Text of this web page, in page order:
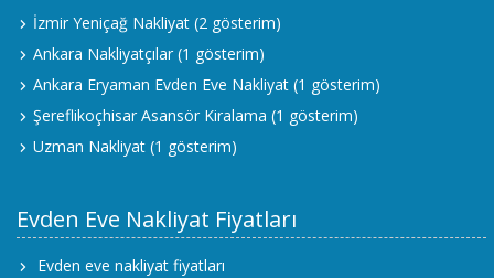
İzmir Yeniçağ Nakliyat (2 gösterim)
Ankara Nakliyatçılar (1 gösterim)
Ankara Eryaman Evden Eve Nakliyat (1 gösterim)
Şereflikoçhisar Asansör Kiralama (1 gösterim)
Uzman Nakliyat (1 gösterim)
Evden Eve Nakliyat Fiyatları
Evden eve nakliyat fiyatları